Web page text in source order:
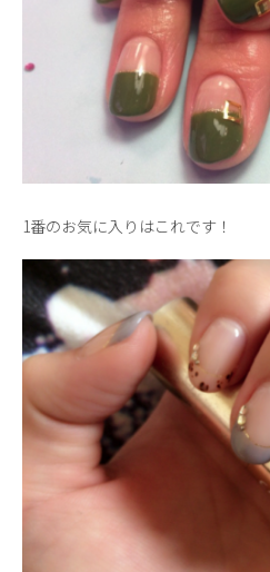
1番のお気に入りはこれです！